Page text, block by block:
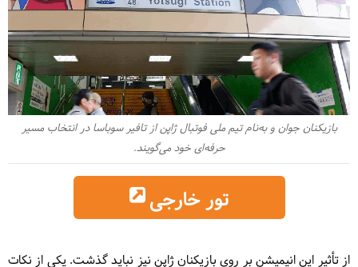
بازیکنان جوان و به‌نام تیم ملی فوتبال ژاپن از تافیر سوباسا در انتخاب مسیر
حرفه‌ای خود می‌گویند.
تور خارجی
از تأثیر این انیمیشن بر روی بازیکنان ژاپن نیز نباید گذشت. یکی از نکات